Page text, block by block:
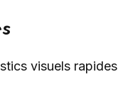
visuels rapides